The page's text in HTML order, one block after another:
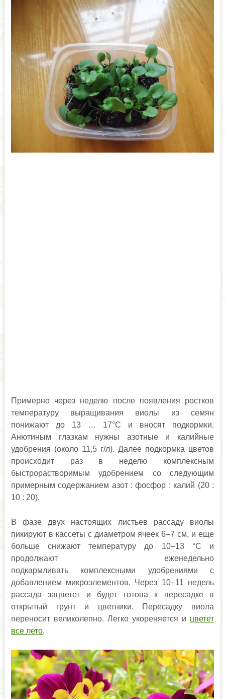
Примерно через неделю после появления ростков
температуру выращивания виолы из семян
понижают до 13 … 17°С и вносят подкормки.
Анютиным глазкам нужны азотные и калийные
удобрения (около 11,5 г/л). Далее подкормка цветов
происходит раз в неделю комплексным
быстрорастворимым удобрением со следующим
примерным содержанием азот : фосфор : калий (20 :
10 : 20).
В фазе двух настоящих листьев рассаду виолы
пикируют в кассеты с диаметром ячеек 6–7 см, и еще
больше снижают температуру до 10–13 °С и
продолжают еженедельно
подкармливать комплексными удобрениями с
добавлением микроэлементов. Через 10–11 недель
рассада зацветет и будет готова к пересадке в
открытый грунт и цветники. Пересадку виола
переносит великолепно. Легко укореняется и цветет
все лето.